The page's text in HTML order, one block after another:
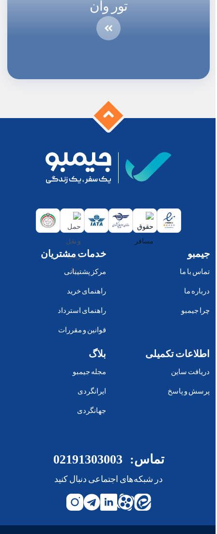
تور وان
جیمبو
تماس با ما
درباره ما
چرا جیمبو
خدمات مشتریان
مرکز پشتیبانی
راهنمای خرید
راهنمای استرداد
قوانین و مقررات
اطلاعات تکمیلی
دریافت ساین
پرسش و پاسخ
بلاگ
مجله جیمبو
ایرانگردی
جهانگردی
تماس: 02191303003
در شبکه‌های اجتماعی دنبال کنید